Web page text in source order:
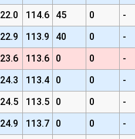
22.0 114.6 45 0
-
22.9 113.9 40 0
-
23.6 113.6 0 0
-
24.3 113.4 0 0
-
24.5 113.5 0 0
-
24.9 113.7 0 0
-